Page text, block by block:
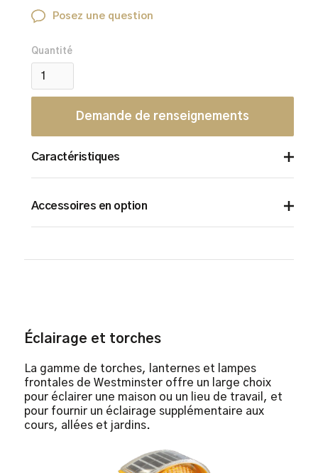
Posez une question
Quantité
Demande de renseignements
Caractéristiques
6000 Lumens with a 60m Flood beam
Accessoires en option
Éclairage et torches
La gamme de torches, lanternes et lampes
frontales de Westminster offre un large choix
pour éclairer une maison ou un lieu de travail, et
pour fournir un éclairage supplémentaire aux
cours, allées et jardins.